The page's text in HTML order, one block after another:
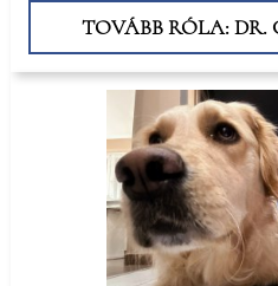
TOVÁBB RÓLA: